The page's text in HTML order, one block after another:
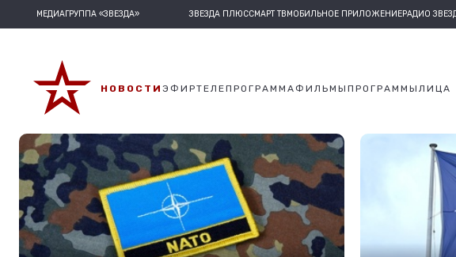
МЕДИАГРУППА «ЗВЕЗДА» ЗВЕЗДА ПЛЮССМАРТ ТВМОБИЛЬНОЕ ПРИЛОЖЕНИЕРАДИО
НОВОСТИ ЭФИРТЕЛЕПРОГРАММАФИЛЬМЫ ПРОГРАММЫ ЛИЦА